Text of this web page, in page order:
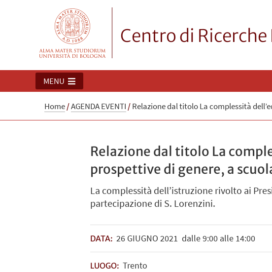
Centro di
MENU
Home/AGENDA EVENTI /Relazione dal titolo La complessità
Relazione dal titolo La
prospettive di genere, a
La complessità dell’istruzione rivolto ai
partecipazione di S. Lorenzini.
DATA: 26GIUGNO 2021 dalle 9:00 alle 14:00
LUOGO: Trento